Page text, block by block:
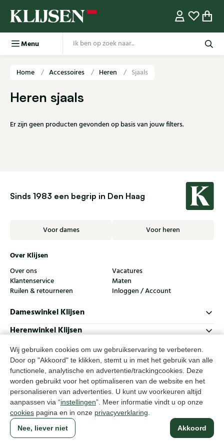
Wij gebruiken cookies om uw gebruikservaring te verbeteren.
Door op "Akkoord" te klikken, stemt u in met het gebruik van alle
functionele, analytische en advertentie/trackingcookies. Deze
worden gebruikt voor het optimaliseren van de website en het
personaliseren van advertenties. U kunt uw voorkeuren altijd
aanpassen via “instellingen”. Meer informatie vindt u op onze
cookies pagina en in onze privacyverklaring
Akkoord
Nee, liever niet
Menu
Home Accessoires Heren Sjaals
Heren sjaals
Er zijn geen producten gevonden op basis van jouw filters.
Sinds 1983 een begrip in Den Haag
Voor dames Voor heren
Over Klijsen
Over ons
Vacatures
Klantenservice
Maten
Ruilen & retourneren
Inloggen / Account
Dameswinkel Klijsen
Herenwinkel Klijsen
Klantenservice
Volg ons
© Klijsen Schoenmode - 2026
PrivacyverklaringCookiesAlgemene voorwaarden